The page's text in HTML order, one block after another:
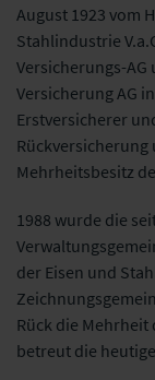
August 1923 vom
Stahlindustrie
Versicherungs-AG
Versicherung AG
Erstversicherer
Rückversicherung
Mehrheitsbesitz
1988 wurde die
der Eisen und
Rück die Mehrheit
betreut die